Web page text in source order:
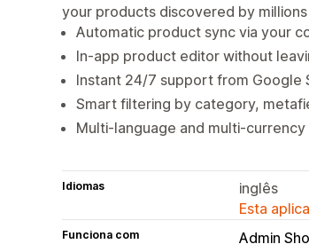
your products discovered by
Automatic product sync via your
In-app product editor without
Instant 24/7 support from Google
Smart filtering by category,
Multi-language and multi-
Idiomas
inglês
Esta
Funciona com Admin